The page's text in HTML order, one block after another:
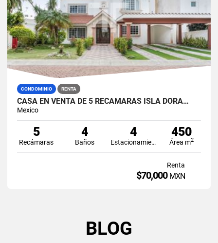
CONDOMINIO RENTA
CASA EN VENTA DE 5 RECÁMARAS ISLA DORA…
Mexico
5
Recámaras
4
Baños
4
Estacionamiento
450
Área m2
Renta
$70,000 MXN
BLOG